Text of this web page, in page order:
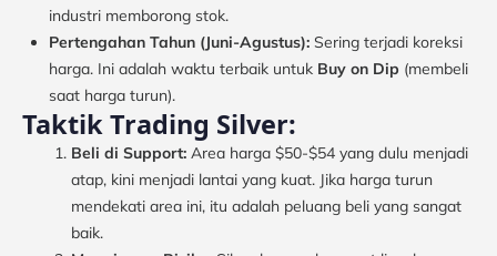
industri memborong stok.
Pertengahan Tahun (Juni-Agustus): Sering terjadi koreksi
harga. Ini adalah waktu terbaik untuk Buy on Dip (membeli
saat harga turun).
Taktik Trading Silver:
Beli di Support: Area harga $50-$54 yang dulu menjadi
atap, kini menjadi lantai yang kuat. Jika harga turun
mendekati area ini, itu adalah peluang beli yang sangat
baik.